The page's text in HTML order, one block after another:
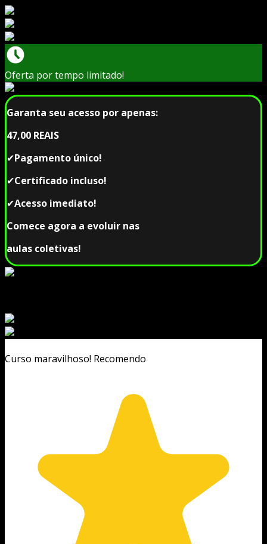
Oferta por tempo limitado!
Garanta seu acesso por apenas:
47,00 REAIS
✔Pagamento único!
✔Certificado incluso!
✔Acesso imediato!
Comece agora a evoluir nas
aulas coletivas!
Curso maravilhoso! Recomendo